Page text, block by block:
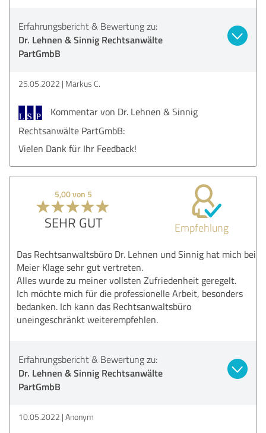
Erfahrungsbericht & Bewertung zu:
Dr. Lehnen & Sinnig Rechtsanwälte
PartGmbB
25.05.2022 Markus C.
Kommentar von Dr. Lehnen & Sinnig
Rechtsanwälte PartGmbB:
Vielen Dank für Ihr Feedback!
5,00 von 5
SEHR GUT Empfehlung
Das Rechtsanwaltsbüro Dr. Lehnen und Sinnig hat mich bei
Meier Klage sehr gut vertreten.
Alles wurde zu meiner vollsten Zufriedenheit geregelt.
Ich möchte mich für die professionelle Arbeit, besonders
bedanken. Ich kann das Rechtsanwaltsbüro
uneingeschränkt weiterempfehlen.
Erfahrungsbericht & Bewertung zu:
Dr. Lehnen & Sinnig Rechtsanwälte
PartGmbB
10.05.2022 Anonym